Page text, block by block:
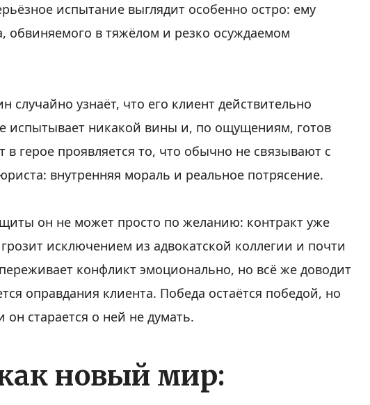
испытание выглядит особенно остро: ему
обвиняемого в тяжёлом и резко осуждаемом
случайно узнаёт, что его клиент действительно
испытывает никакой вины и, по ощущениям, готов
герое проявляется то, что обычно не связывают с
внутренняя мораль и реальное потрясение.
он не может просто по желанию: контракт уже
исключением из адвокатской коллегии и почти
конфликт эмоционально, но всё же доводит
оправдания клиента. Победа остаётся победой, но
он старается о ней не думать.
новый мир: